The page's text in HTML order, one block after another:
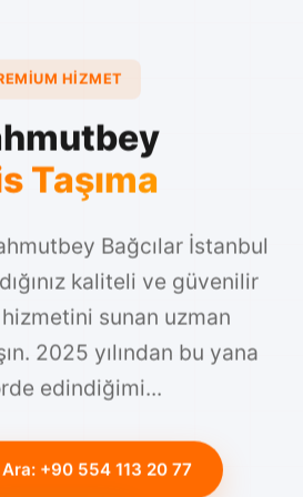
HIZMET
Taşıma
Bağcılar İstanbul
kaliteli ve güvenilir
sunan uzman
2025 yılından bu yana
edindiğimi...